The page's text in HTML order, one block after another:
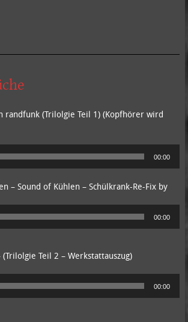
randfunk (Trilolgie Teil 1) (Kopfhörer wird
00:00
– Sound of Kühlen – Schülkrank-Re-Fix by
00:00
(Trilolgie Teil 2 – Werkstattauszug)
00:00